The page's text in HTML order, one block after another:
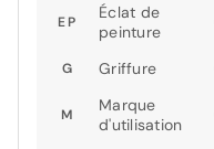
EP
Éclat de
peinture
G Griffure
M
Marque
d'utilisation